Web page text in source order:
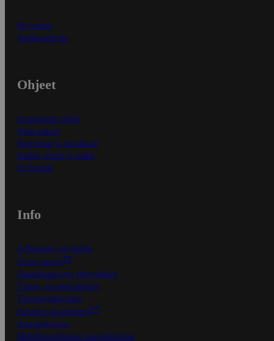
Myymälät
Asiakaspalvelu
Ohjeet
Ensitilaajan ohjeet
Näin maksat
Näin tilaat ja muokkaat
Kaikki ohjeet ja vinkit
In English
Info
S-Business yrityksille
Oiva-raportit
Osuuskauppojen yhteystiedot
Tilaus- ja toimitusehdot
Tietosuojakäytäntö
Palvelun käyttöehdot
Saavutettavuus
Mobiilisovelluksen saavutettavuus